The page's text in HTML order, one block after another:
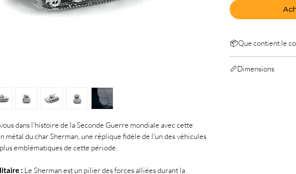
dans l'histoire de la Seconde Guerre mondiale avec cette
métal du char Sherman, une réplique fidèle de l'un des véhicules
emblématiques de cette période.
: Le Sherman est un pilier des forces alliées durant la
📦Que contient le
Manuel
📏Dimensions